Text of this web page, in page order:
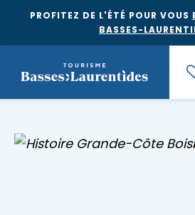
PROFITEZ DE L'ÉTÉ POUR VOUS
BASSES-
Quoi faire